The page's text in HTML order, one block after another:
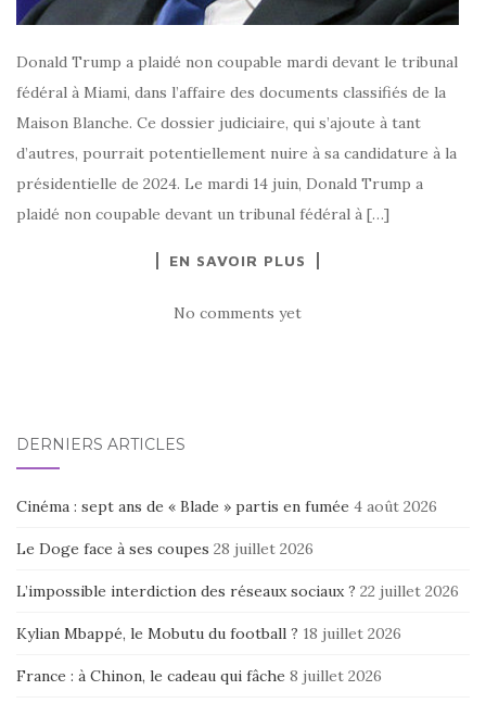
Donald Trump a plaidé non coupable mardi devant le tribunal
fédéral à Miami, dans l’affaire des documents classifiés de la
Maison Blanche. Ce dossier judiciaire, qui s’ajoute à tant
d’autres, pourrait potentiellement nuire à sa candidature à la
présidentielle de 2024. Le mardi 14 juin, Donald Trump a
plaidé non coupable devant un tribunal fédéral à […]
EN SAVOIR PLUS
No comments yet
DERNIERS ARTICLES
Cinéma : sept ans de « Blade » partis en fumée 4 août 2026
Le Doge face à ses coupes 28 juillet 2026
L’impossible interdiction des réseaux sociaux ? 22 juillet 2026
Kylian Mbappé, le Mobutu du football ? 18 juillet 2026
France : à Chinon, le cadeau qui fâche 8 juillet 2026